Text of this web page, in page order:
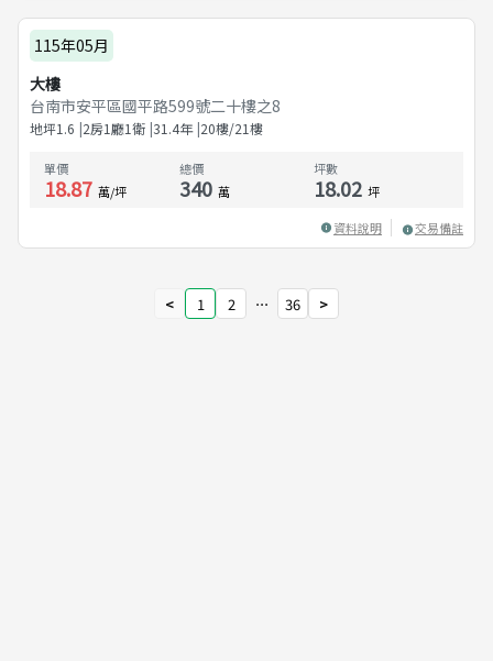
115年05月
大樓
台南市安平區國平路599號二十樓之8
地坪1.6 2房1廳1衛 31.4年 20樓/21樓
單價
18.87 萬/坪
總價
340 萬
坪數
18.02 坪
資料說明 交易備註
< 1 2 ⋯ 36 >